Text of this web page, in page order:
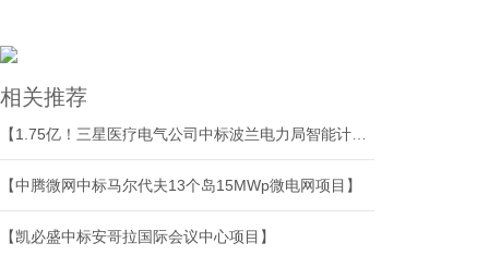
相关推荐
【中腾微网中标马尔代夫13个岛15MWp微电网项目】
【凯必盛中标安哥拉国际会议中心项目】